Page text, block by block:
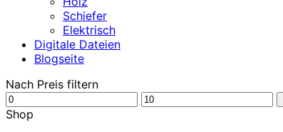
Schiefer
Elektrisch
Digitale Dateien
Blogseite
Nach Preis filtern
Min.
Preis
Max.
Shop